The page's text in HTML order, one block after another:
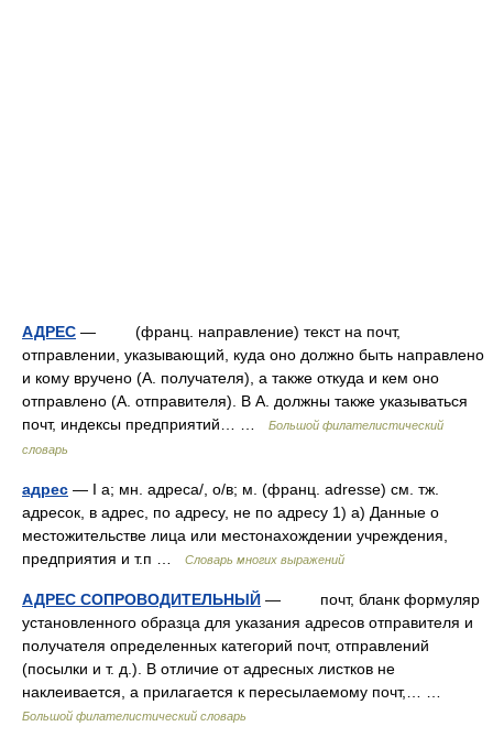
АДРЕС — (франц. направление) текст на почт,
отправлении, указывающий, куда оно должно быть направлено
и кому вручено (А. получателя), а также откуда и кем оно
отправлено (А. отправителя). В А. должны также указываться
почт, индексы предприятий… …
Большой филателистический
словарь
адрес — I а; мн. адреса/, о/в; м. (франц. adresse) см. тж.
адресок, в адрес, по адресу, не по адресу 1) а) Данные о
местожительстве лица или местонахождении учреждения,
предприятия и т.п …
Словарь многих выражений
АДРЕС СОПРОВОДИТЕЛЬНЫЙ — почт, бланк формуляр
установленного образца для указания адресов отправителя и
получателя определенных категорий почт, отправлений
(посылки и т. д.). В отличие от адресных листков не
наклеивается, а прилагается к пересылаемому почт,… …
Большой филателистический словарь